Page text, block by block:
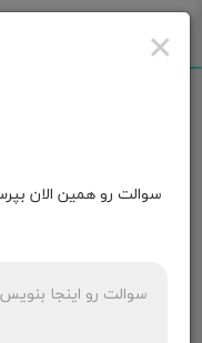
مامان مهدیس ۱۶ ماهگی
×